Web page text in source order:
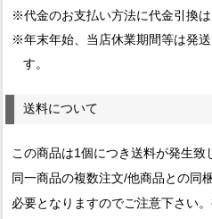
※代金のお支払い方法に代金引換は
※年末年始、当店休業期間等は発
す。
送料について
この商品は1個につき送料が発生致
同一商品の複数注文/他商品との同
必要となりますのでご注意下さい